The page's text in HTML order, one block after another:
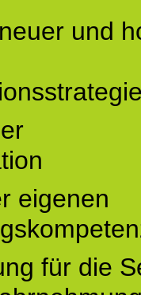
und
eigenen
für die